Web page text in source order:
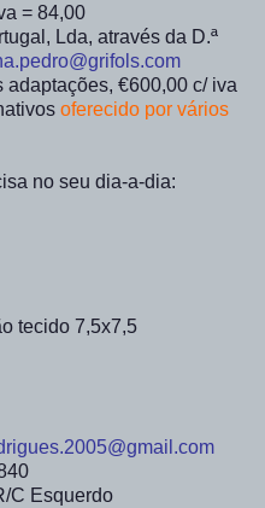
= 84,00
Lda, através da D.ª
adaptações, €600,00 c/ iva
oferecido por vários
no seu dia-a-dia:
tecido 7,5x7,5
C Esquerdo